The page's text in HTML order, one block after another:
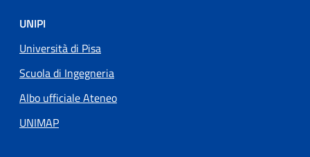
UNIPI
Università di Pisa
Scuola di Ingegneria
Albo ufficiale Ateneo
UNIMAP